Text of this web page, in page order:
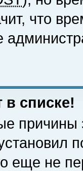
что
в списке!
причины
еще не